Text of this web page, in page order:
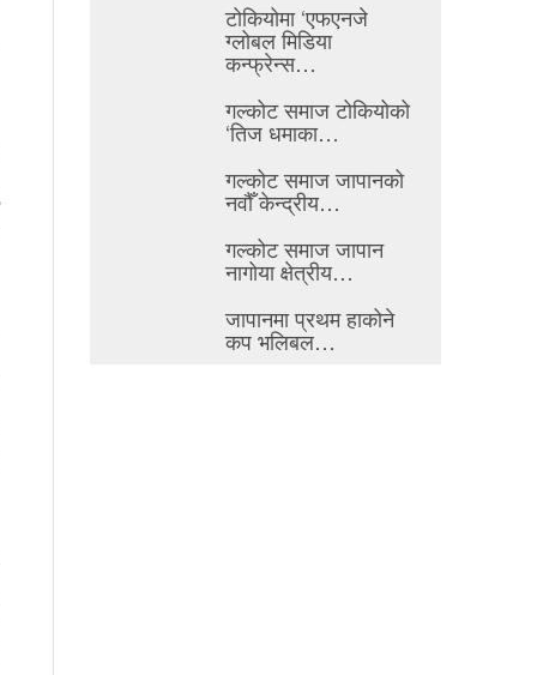
टोकियोमा ‘एफएनजे
ग्लोबल मिडिया
कन्फ्रेन्स…
गल्कोट समाज टोकियोको
‘तिज धमाका…
गल्कोट समाज जापानको
नवौँ केन्द्रीय…
गल्कोट समाज जापान
नागोया क्षेत्रीय…
जापानमा प्रथम हाकोने
कप भलिबल…